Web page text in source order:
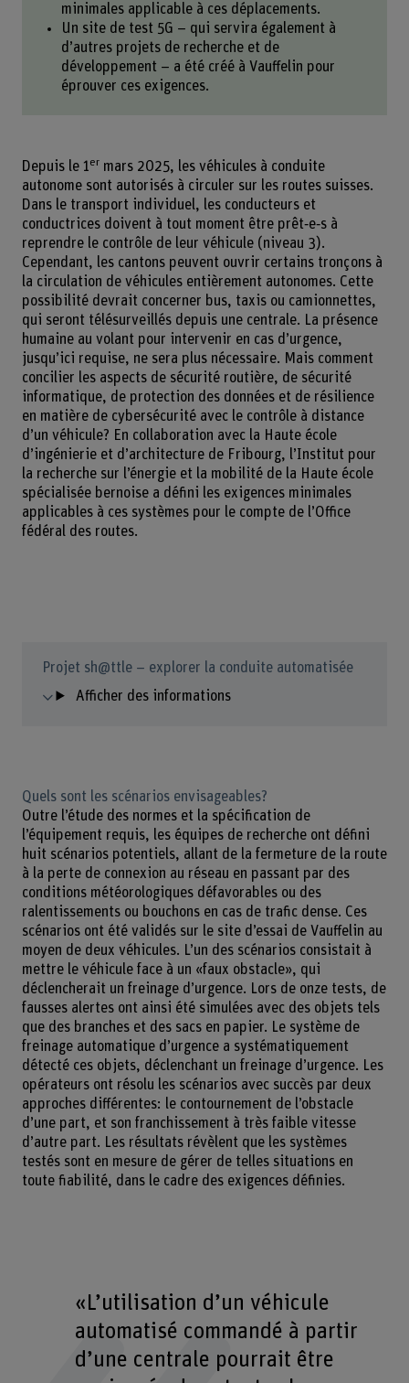
minimales applicable à ces déplacements.
Un site de test 5G – qui servira également à
d’autres projets de recherche et de
développement – a été créé à Vauffelin pour
éprouver ces exigences.
Depuis le 1er mars 2025, les véhicules à conduite
autonome sont autorisés à circuler sur les routes suisses.
Dans le transport individuel, les conducteurs et
conductrices doivent à tout moment être prêt‑e‑s à
reprendre le contrôle de leur véhicule (niveau 3).
Cependant, les cantons peuvent ouvrir certains tronçons à
la circulation de véhicules entièrement autonomes. Cette
possibilité devrait concerner bus, taxis ou camionnettes,
qui seront télésurveillés depuis une centrale. La présence
humaine au volant pour intervenir en cas d’urgence,
jusqu’ici requise, ne sera plus nécessaire. Mais comment
concilier les aspects de sécurité routière, de sécurité
informatique, de protection des données et de résilience
en matière de cybersécurité avec le contrôle à distance
d’un véhicule? En collaboration avec la Haute école
d’ingénierie et d’architecture de Fribourg, l’Institut pour
la recherche sur l’énergie et la mobilité de la Haute école
spécialisée bernoise a défini les exigences minimales
applicables à ces systèmes pour le compte de l’Office
fédéral des routes.
Projet sh@ttle – explorer la conduite automatisée
Afficher des informations
Quels sont les scénarios envisageables?
Outre l’étude des normes et la spécification de
l’équipement requis, les équipes de recherche ont défini
huit scénarios potentiels, allant de la fermeture de la route
à la perte de connexion au réseau en passant par des
conditions météorologiques défavorables ou des
ralentissements ou bouchons en cas de trafic dense. Ces
scénarios ont été validés sur le site d’essai de Vauffelin au
moyen de deux véhicules. L’un des scénarios consistait à
mettre le véhicule face à un «faux obstacle», qui
déclencherait un freinage d’urgence. Lors de onze tests, de
fausses alertes ont ainsi été simulées avec des objets tels
que des branches et des sacs en papier. Le système de
freinage automatique d’urgence a systématiquement
détecté ces objets, déclenchant un freinage d’urgence. Les
opérateurs ont résolu les scénarios avec succès par deux
approches différentes: le contournement de l’obstacle
d’une part, et son franchissement à très faible vitesse
d’autre part. Les résultats révèlent que les systèmes
testés sont en mesure de gérer de telles situations en
toute fiabilité, dans le cadre des exigences définies.
«L’utilisation d’un véhicule
automatisé commandé à partir
d’une centrale pourrait être